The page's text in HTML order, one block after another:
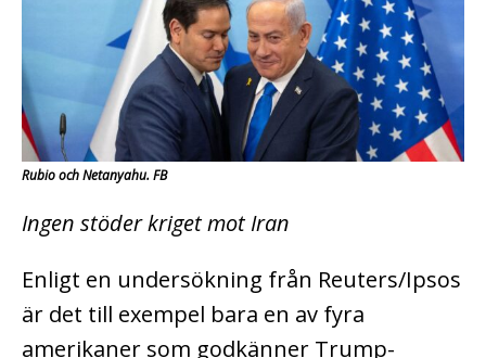
Rubio och Netanyahu. FB
Ingen stöder kriget mot Iran
Enligt en undersökning från Reuters/Ipsos
är det till exempel bara en av fyra
amerikaner som godkänner Trump-